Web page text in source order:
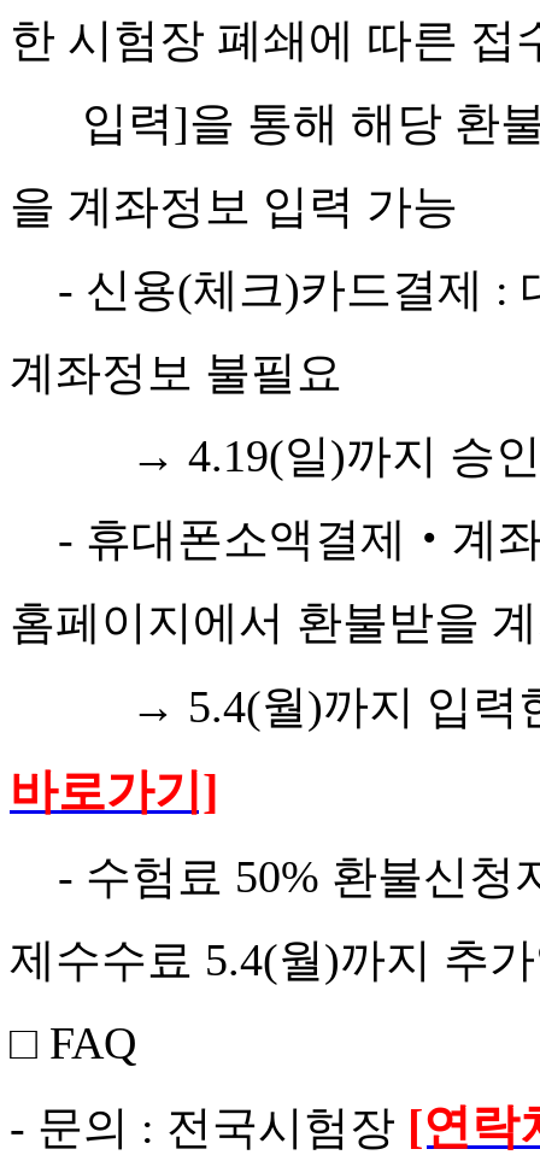
한 시험장 폐쇄에 따른 접
입력]을 통해 해당 환불
을 계좌정보 입력 가능
- 신용(체크)카드결제 :
계좌정보 불필요
→ 4.19(일)까지 승인
- 휴대폰소액결제‧계좌
홈페이지에서 환불받을
→ 5.4(월)까지 입력한
바로가기]
- 수험료 50% 환불신청
제수수료 5.4(월)까지 추
□ FAQ
- 문의 : 전국시험장 [연락